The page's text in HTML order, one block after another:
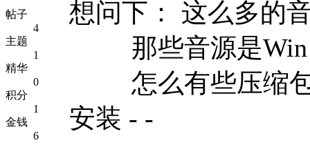
帖子
4
主题
1
精华
0
积分
1
金钱
6
想问下： 这么多的
那些音源是Win
怎么有些压缩包
安装 - -